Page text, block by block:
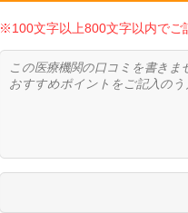
※100文字以上800文字以内でご